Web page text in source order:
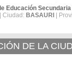
Educación Secundaria
Ciudad: BASAURI |
DE LA